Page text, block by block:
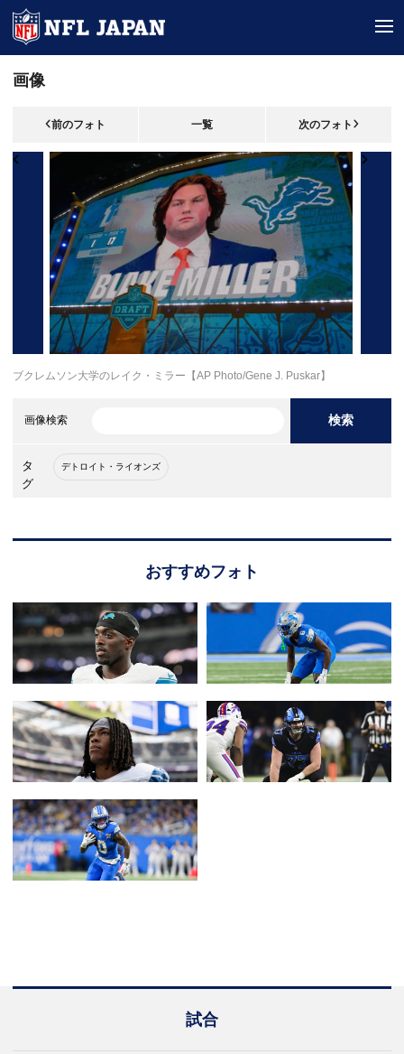
画像
前のフォト 一覧 次のフォト
ブクレムソン大学のレイク・ミラー【AP Photo/Gene J. Puskar】
画像検索 検索
タ
グ
デトロイト・ライオンズ
おすすめフォト
試合